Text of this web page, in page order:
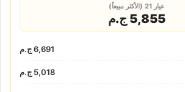
عيار 21 (الأكثر مبيعاً)
5,855 ج.م
6,691 ج.م
5,018 ج.م